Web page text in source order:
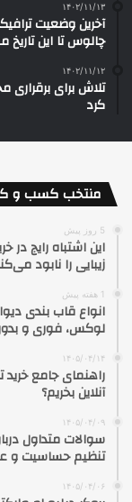
۱۴۰۲/۱۱/۱۳
آخرین وضعیت
چالوس تا این
۱۴۰۲/۱۱/۱۲
تلاش برای برقراری
کرد
منتخب کسب و
5 روز پیش
این اشتباه رایج در
زیبایی را نابود
1 هفته پیش
انواع قاب بندی
لوکس، فوری و
۱۴۰۵/۰۴/۱۴
راهنمای جامع خرید
آنلاین بخریم؟
۱۴۰۵/۰۴/۰۹
سوالات متداول
تنظیم حساسیت و
۱۴۰۵/۰۴/۰۶